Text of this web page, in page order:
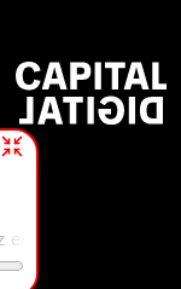
Chilango